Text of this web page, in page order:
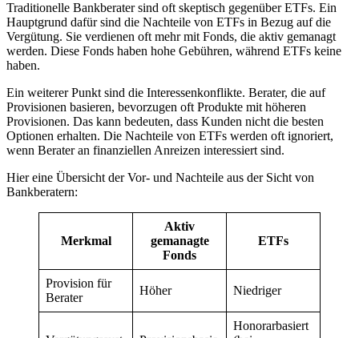
Traditionelle Bankberater sind oft skeptisch gegenüber ETFs. Ein
Hauptgrund dafür sind die Nachteile von ETFs in Bezug auf die
Vergütung. Sie verdienen oft mehr mit Fonds, die aktiv gemanagt
werden. Diese Fonds haben hohe Gebühren, während ETFs keine
haben.
Ein weiterer Punkt sind die Interessenkonflikte. Berater, die auf
Provisionen basieren, bevorzugen oft Produkte mit höheren
Provisionen. Das kann bedeuten, dass Kunden nicht die besten
Optionen erhalten. Die Nachteile von ETFs werden oft ignoriert,
wenn Berater an finanziellen Anreizen interessiert sind.
Hier eine Übersicht der Vor- und Nachteile aus der Sicht von
Bankberatern:
Merkmal
Aktiv
gemanagte
Fonds
ETFs
Provision für
Berater
Höher Niedriger
Honorarbasiert